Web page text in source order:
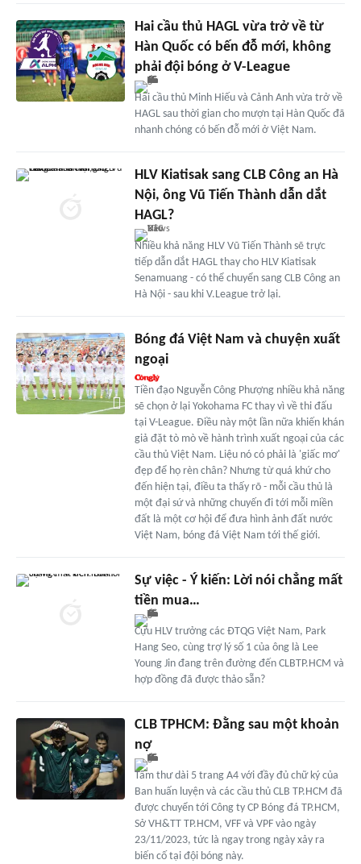
Hai cầu thủ HAGL vừa trở về từ
Hàn Quốc có bến đỗ mới, không
phải đội bóng ở V-League
Hai cầu thủ Minh Hiếu và Cảnh Anh vừa trở về
HAGL sau thời gian cho mượn tại Hàn Quốc đã
nhanh chóng có bến đỗ mới ở Việt Nam.
HLV Kiatisak sang CLB Công an Hà
Nội, ông Vũ Tiến Thành dẫn dắt
HAGL?
Nhiều khả năng HLV Vũ Tiến Thành sẽ trực
tiếp dẫn dắt HAGL thay cho HLV Kiatisak
Senamuang - có thể chuyển sang CLB Công an
Hà Nội - sau khi V.League trở lại.
Bóng đá Việt Nam và chuyện xuất
ngoại
Tiền đạo Nguyễn Công Phượng nhiều khả năng
sẽ chọn ở lại Yokohama FC thay vì về thi đấu
tại V-League. Điều này một lần nữa khiến khán
giả đặt tò mò về hành trình xuất ngoại của các
cầu thủ Việt Nam. Liệu nó có phải là 'giấc mơ'
đẹp để họ rèn chân? Nhưng từ quá khứ cho
đến hiện tại, điều ta thấy rõ - mỗi cầu thủ là
một đại sứ và những chuyến đi tới mỗi miền
đất là một cơ hội để đưa hình ảnh đất nước
Việt Nam, bóng đá Việt Nam tới thế giới.
Sự việc - Ý kiến: Lời nói chẳng mất
tiền mua…
Cựu HLV trưởng các ĐTQG Việt Nam, Park
Hang Seo, cùng trợ lý số 1 của ông là Lee
Young Jin đang trên đường đến CLBTP.HCM và
hợp đồng đã được thảo sẵn?
CLB TPHCM: Đằng sau một khoản
nợ
Tâm thư dài 5 trang A4 với đầy đủ chữ ký của
Ban huấn luyện và các cầu thủ CLB TP.HCM đã
được chuyển tới Công ty CP Bóng đá TP.HCM,
Sở VH&TT TP.HCM, VFF và VPF vào ngày
23/11/2023, tức là ngay trong ngày xảy ra
biến cố tại đội bóng này.